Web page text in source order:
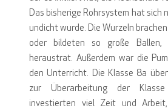
Das bisherige Rohrsystem hat sich
undicht wurde. Die Wurzeln
oder bildeten so große Ballen,
heraustrat. Außerdem war die
den Unterricht. Die Klasse 8a
zur Überarbeitung der
investierten viel Zeit und